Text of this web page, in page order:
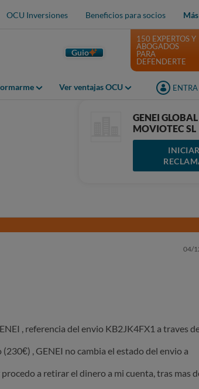
OCU Inversiones Beneficios para socios
Guio
Ver ventajas OCU ENTRA
150 EXPERTOS Y
ABOGADOS
PARA
DEFENDERTE
GENEI
MOVIOTEC SL
04/
, referencia del envio KB2JK4FX1 a traves
, GENEI no cambia el estado del envio a
a retirar el dinero a mi cuenta, tras mas